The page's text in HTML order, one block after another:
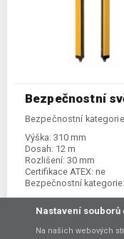
Bezpečnostní
Bezpečnostní kategorie
Výška: 310 mm
Dosah: 12 m
Rozlišení: 30 mm
Certifikace ATEX: ne
Bezpečnostní kategorie:
Nastavení souborů
Na našich webových